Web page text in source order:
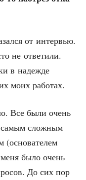
от интер­вью.
не отве­ти­ли.
в надеж­де
моих работах.
Все были очень
самым слож­ным
(осно­ва­те­лем
было очень
До сих пор